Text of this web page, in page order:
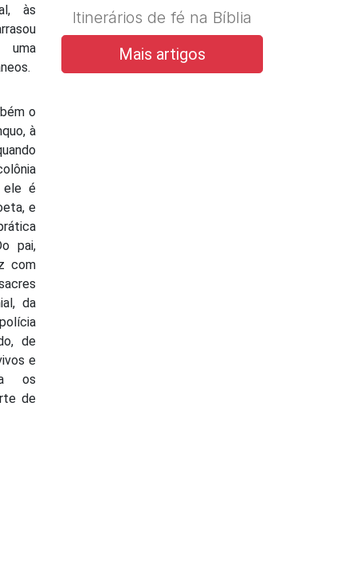
às
uma
o
à
ele é
e
pai,
com
da
de
e
os
de
Itinerários de fé na Bíblia
Mais artigos